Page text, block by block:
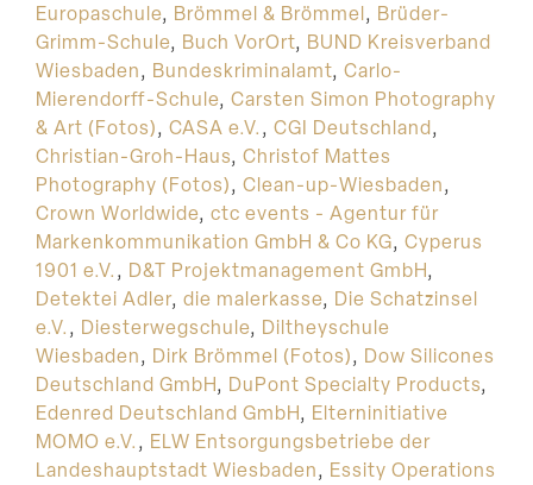
Europaschule, Brömmel & Brömmel, Brüder-
Grimm-Schule, Buch VorOrt, BUND Kreisverband
Wiesbaden, Bundeskriminalamt, Carlo-
Mierendorff-Schule, Carsten Simon Photography
& Art (Fotos), CASA e.V., CGI Deutschland,
Christian-Groh-Haus, Christof Mattes
Photography (Fotos), Clean-up-Wiesbaden,
Crown Worldwide, ctc events - Agentur für
Markenkommunikation GmbH & Co KG, Cyperus
1901 e.V., D&T Projektmanagement GmbH,
Detektei Adler, die malerkasse, Die Schatzinsel
e.V., Diesterwegschule, Diltheyschule
Wiesbaden, Dirk Brömmel (Fotos), Dow Silicones
Deutschland GmbH, DuPont Specialty Products,
Edenred Deutschland GmbH, Elterninitiative
MOMO e.V., ELW Entsorgungsbetriebe der
Landeshauptstadt Wiesbaden, Essity Operations